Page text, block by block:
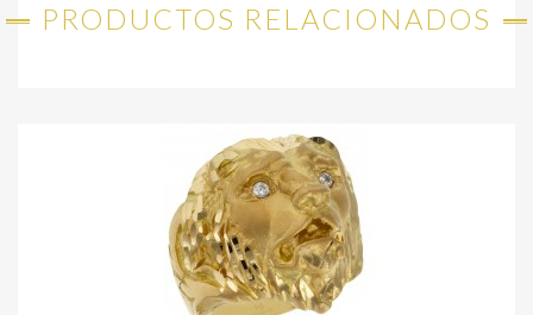
PRODUCTOS RELACIONADOS